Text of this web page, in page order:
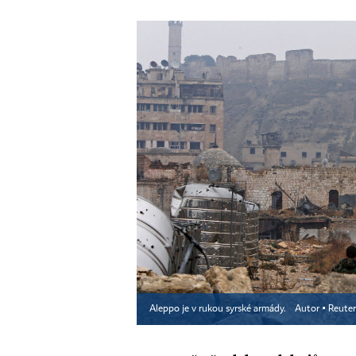
Aleppo je v rukou syrské armády. Autor ▪